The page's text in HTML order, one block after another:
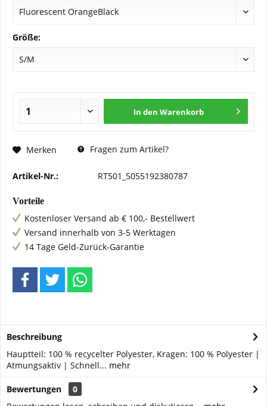
Größe:
In den Warenkorb
Merken Fragen zum Artikel?
Artikel-Nr.: RT501_5055192380787
Vorteile
Kostenloser Versand ab € 100,- Bestellwert
Versand innerhalb von 3-5 Werktagen
14 Tage Geld-Zurück-Garantie
Beschreibung
Hauptteil: 100 % recycelter Polyester, Kragen: 100 % Polyester |
Atmungsaktiv | Schnell... mehr
Bewertungen
0